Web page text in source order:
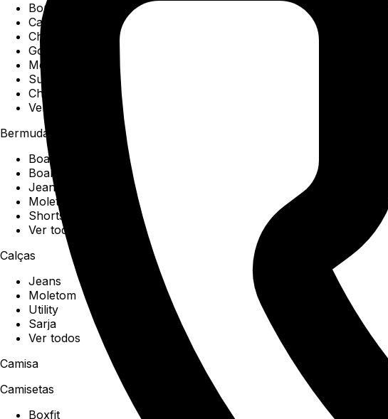
Boné
Carteiras
Chaveiros
Gorros
Meias
Sunga
Chinelos
Ver todos
Bermudas
Boardshorts
Boardwalk
Jeans
Moletom
Shorts
Ver todos
Calças
Jeans
Moletom
Utility
Sarja
Ver todos
Camisa
Camisetas
Boxfit